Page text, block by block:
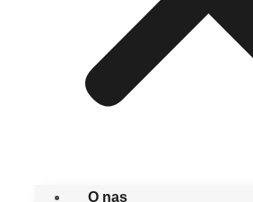
O nas